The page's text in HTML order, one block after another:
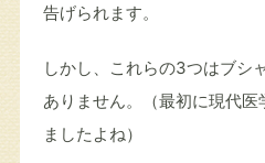
告げられます。
しかし、これらの3つはブシ
ありません。（最初に現代
ましたよね）